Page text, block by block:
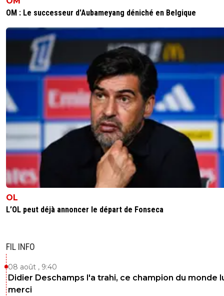
OM : Le successeur d'Aubameyang déniché en Belgique
OL
L’OL peut déjà annoncer le départ de Fonseca
FIL INFO
08 août , 9:40
Didier Deschamps l'a trahi, ce champion du monde
merci